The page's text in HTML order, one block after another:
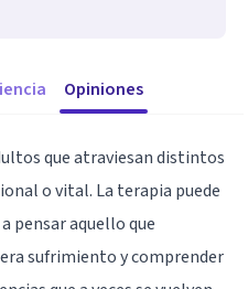
Opiniones
que atraviesan distintos
o vital. La terapia puede
pensar aquello que
sufrimiento y comprender